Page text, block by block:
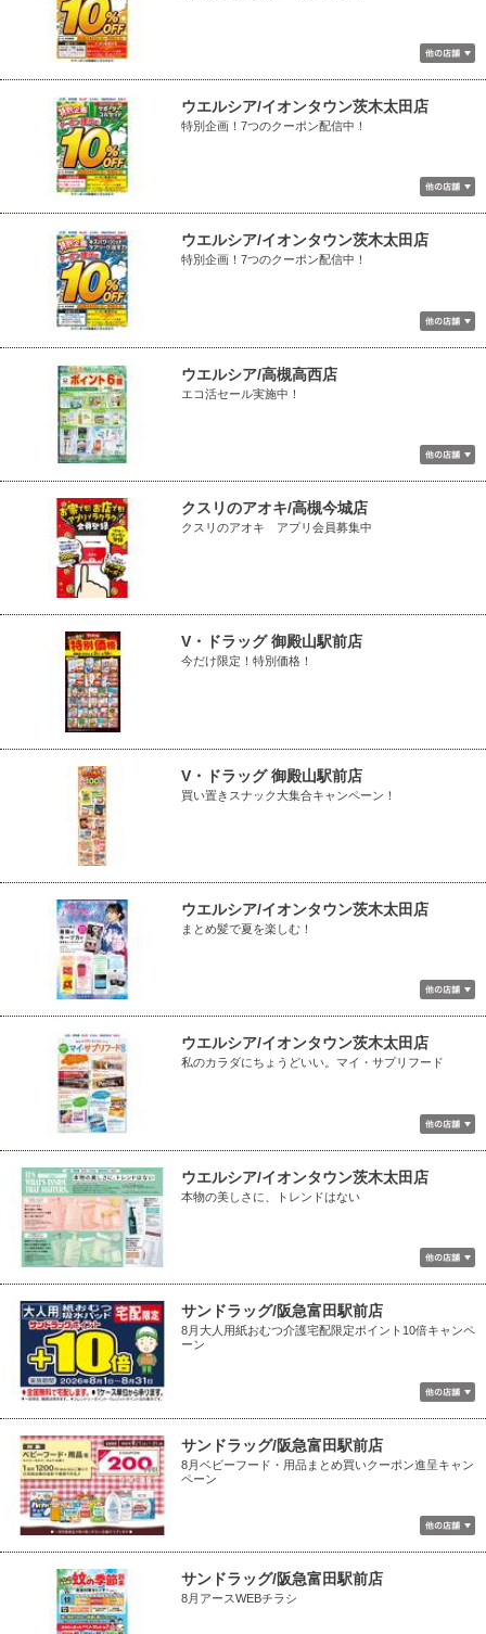
ウエルシア/イオンタウン茨木太田店
特別企画！7つのクーポン配信中！
ウエルシア/イオンタウン茨木太田店
特別企画！7つのクーポン配信中！
ウエルシア/高槻高西店
エコ活セール実施中！
クスリのアオキ/高槻今城店
クスリのアオキ アプリ会員募集中
V・ドラッグ 御殿山駅前店
今だけ限定！特別価格！
V・ドラッグ 御殿山駅前店
買い置きスナック大集合キャンペーン！
ウエルシア/イオンタウン茨木太田店
まとめ髪で夏を楽しむ！
ウエルシア/イオンタウン茨木太田店
私のカラダにちょうどいい。マイ・サプリフード
ウエルシア/イオンタウン茨木太田店
本物の美しさに、トレンドはない
サンドラッグ/阪急富田駅前店
8月大人用紙おむつ介護宅配限定ポイント10倍キャンペ
ーン
サンドラッグ/阪急富田駅前店
8月ベビーフード・用品まとめ買いクーポン進呈キャン
ペーン
サンドラッグ/阪急富田駅前店
8月アースWEBチラシ